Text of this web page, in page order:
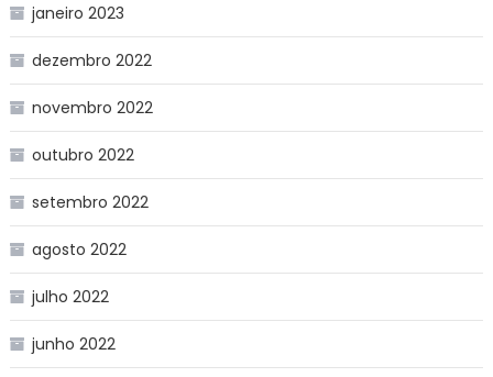
janeiro 2023
dezembro 2022
novembro 2022
outubro 2022
setembro 2022
agosto 2022
julho 2022
junho 2022